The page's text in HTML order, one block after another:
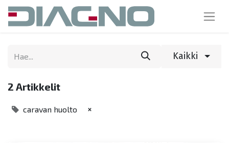
Kaikki
2 Artikkelit
caravan huolto ×